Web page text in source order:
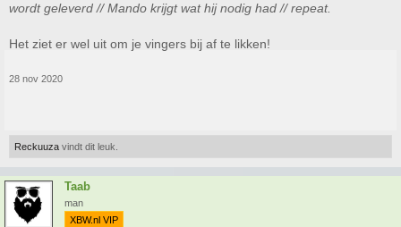
wordt geleverd // Mando krijgt wat hij nodig had // repeat.
Het ziet er wel uit om je vingers bij af te likken!
28 nov 2020
Reckuuza vindt dit leuk.
Taab
man
XBW.nl VIP